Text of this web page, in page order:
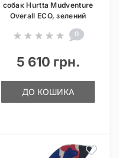
собак Hurtta Mudventure
Overall ECO, зелений
0
5 610 грн.
ДО КОШИКА